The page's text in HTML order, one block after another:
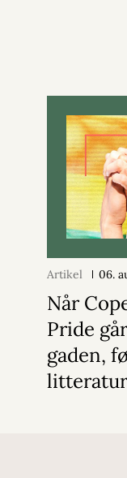
Artikel 06.
Når
Pride
gaden,